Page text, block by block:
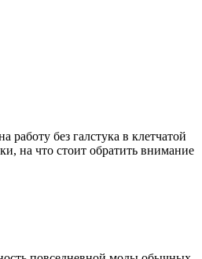
без галстука в клетчатой
на что стоит обратить внимание